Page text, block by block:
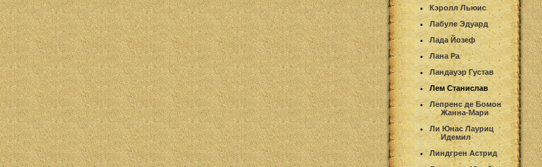
Кэролл Льюис
Лабуле Эдуард
Лада Йозеф
Лана Ра
Ландауэр Густав
Лем Станислав
Лепренс де Бомон
Жанна-Мари
Ли Юнас Лауриц
Идемил
Линдгрен Астрид